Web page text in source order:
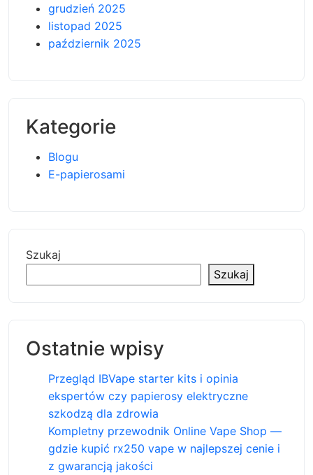
grudzień 2025
listopad 2025
październik 2025
Kategorie
Blogu
E-papierosami
Szukaj
Szukaj
Ostatnie wpisy
Przegląd IBVape starter kits i opinia
ekspertów czy papierosy elektryczne
szkodzą dla zdrowia
Kompletny przewodnik Online Vape Shop —
gdzie kupić rx250 vape w najlepszej cenie i
z gwarancją jakości